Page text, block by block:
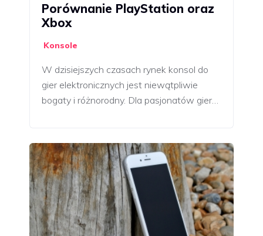
Porównanie PlayStation oraz
Xbox
Konsole
W dzisiejszych czasach rynek konsol do
gier elektronicznych jest niewątpliwie
bogaty i różnorodny. Dla pasjonatów gier…